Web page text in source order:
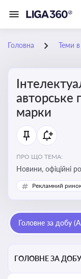
Головна Теми в
авторське
марки
ПРО ЩО ТЕМА:
Новини, офіційні
експертні
права, реєстрації
власності, а також
Рекламний
Головне за добу
ГОЛОВНЕ ЗА ДОБУ